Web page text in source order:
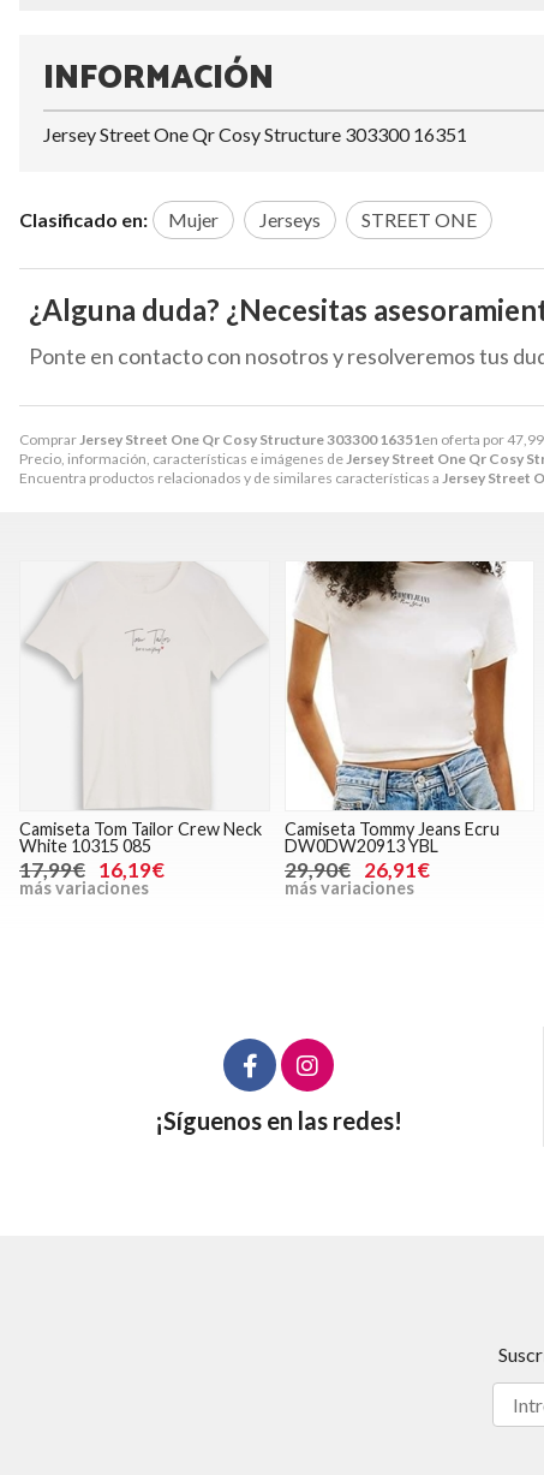
ComprarJersey Street One Qr Cosy Structure 303300 16351en oferta por47,99
Precio, información, características e imágenes deJersey Street One Qr Cosy
Encuentra productos relacionados y de similares características a Jersey Street
INFORMACIÓN
Jersey Street One Qr Cosy Structure 303300 16351
Clasificado en: Mujer Jerseys STREET ONE
¿Alguna duda? ¿Necesitas
Ponte en contacto con nosotros y resolveremos tus
Camiseta Tom Tailor Crew Neck
White 10315 085
17,99€ 16,19€
más variaciones
Camiseta Tommy Jeans Ecru
DW0DW20913 YBL
29,90€ 26,91€
más variaciones
¡Síguenos en las redes!